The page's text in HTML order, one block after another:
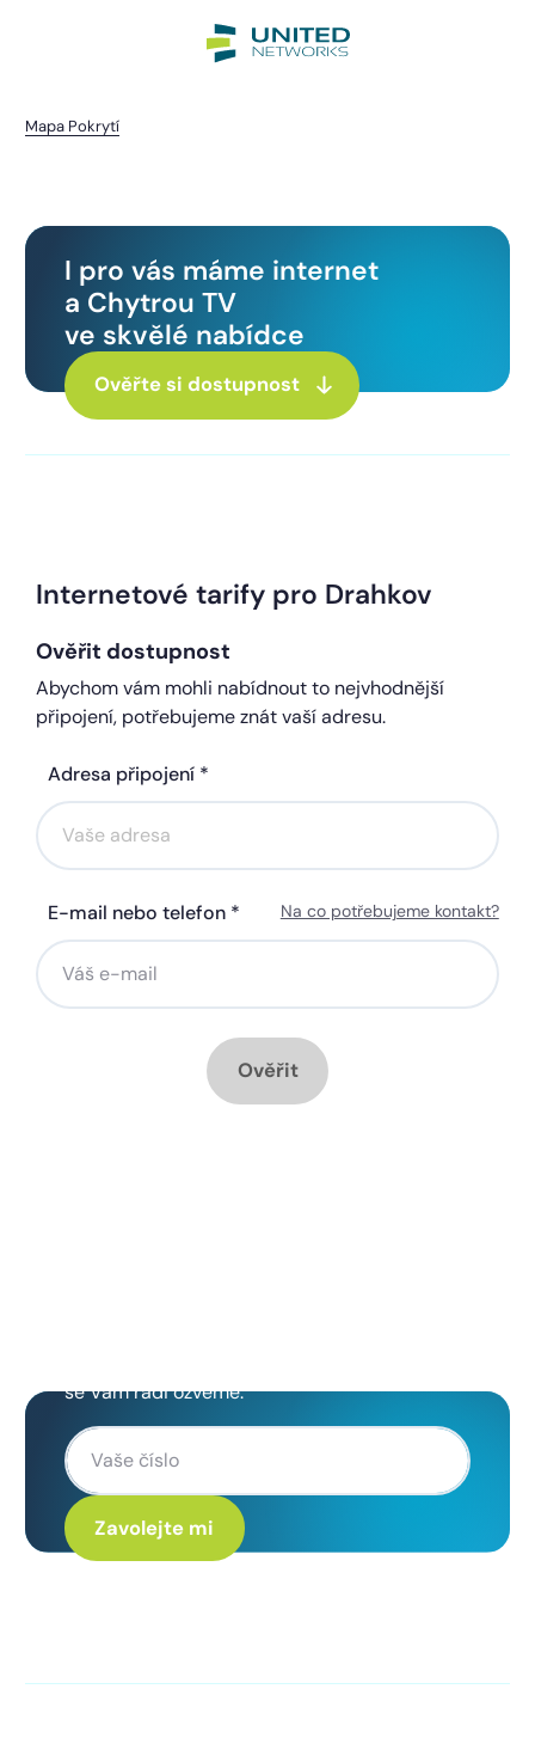
Mapa Pokrytí
I pro vás máme internet
a Chytrou TV
ve skvělé nabídce
Ověřte si dostupnost
Internetové tarify pro Drahkov
Ověřit dostupnost
Abychom vám mohli nabídnout to nejvhodnější
připojení, potřebujeme znát vaší adresu.
Adresa připojení *
E-mail nebo telefon * Na co potřebujeme kontakt?
Ověřit
se Vám rádi ozveme.